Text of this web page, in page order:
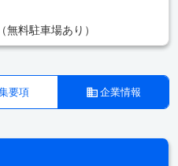
料駐車場あり）
要項 企業情報